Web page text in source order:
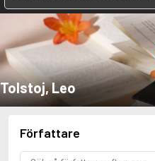
Tolstoj, Leo
Författare